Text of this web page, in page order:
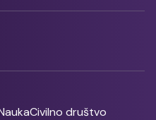
Civilno društvo